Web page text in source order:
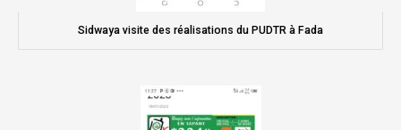
Sidwaya visite des réalisations du PUDTR à Fada